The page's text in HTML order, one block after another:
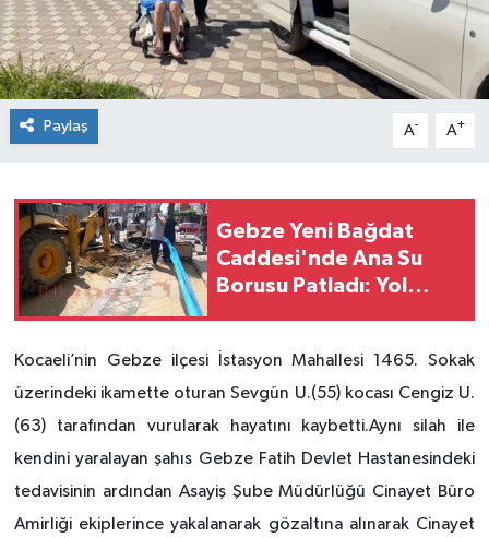
Paylaş A- A+
Gebze Yeni Bağdat
Caddesi'nde Ana Su
Borusu Patladı: Yol
Kocaeli’nin Gebze ilçesi İstasyon Mahallesi 1465. Sokak
üzerindeki ikamette oturan Sevgün U.(55) kocası Cengiz U.
(63) tarafından vurularak hayatını kaybetti.Aynı silah ile
kendini yaralayan şahıs Gebze Fatih Devlet Hastanesindeki
tedavisinin ardından Asayiş Şube Müdürlüğü Cinayet Büro
Amirliği ekiplerince yakalanarak gözaltına alınarak Cinayet